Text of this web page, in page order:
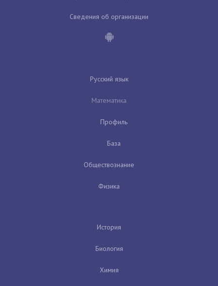
Сведения об организации
Русский язык
Математика
Профиль
База
Обществознание
Физика
История
Биология
Химия